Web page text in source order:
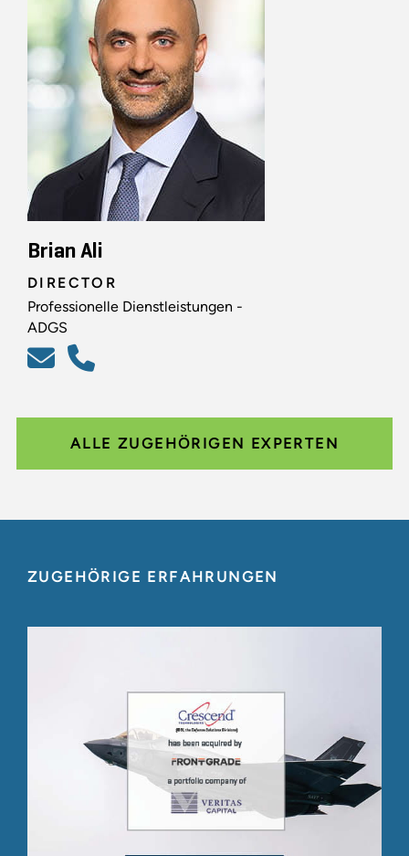
Brian Ali
DIRECTOR
Professionelle Dienstleistungen -
ADGS
ALLE ZUGEHÖRIGEN EXPERTEN
ZUGEHÖRIGE ERFAHRUNGEN